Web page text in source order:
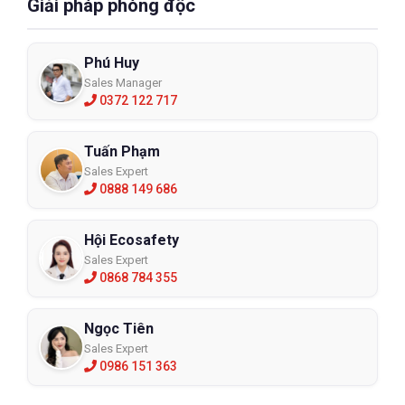
Một số chất liệu phổ thông:
- Butyl rubber: Bảo vệ tốt, chống lại nhiều chất hóa học khác
phẩm từ dầu mỏ, hydrocarbon thơm,...
- Cao su tự nhiên/ Latex: Chống chịu nhiệt và độ đàn hồi tốt,
Giải pháp phòng độc
Phú Huy
Sales Manager
0372 122 717
Tuấn Phạm
Sales Expert
0888 149 686
Hội Ecosafety
Sales Expert
0868 784 355
Ngọc Tiên
Sales Expert
0986 151 363